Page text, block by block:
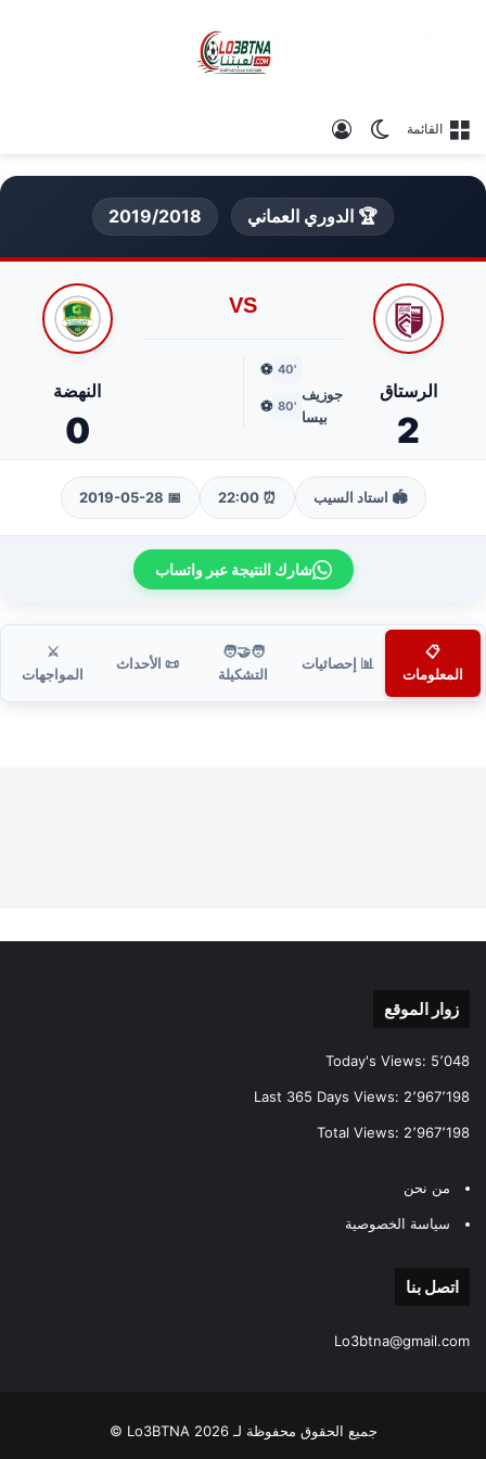
القائمة الوضع المظلم
🏆 الدوري العماني 2019/2018
الرستاق
2
VS
'40
⚽
جوزيف
بيسا
'80
⚽
النهضة
0
🏟️ استاد السيب ⏰ 22:00
📅 2019-05-28
شارك النتيجة عبر واتساب
📋
المعلومات
📊 إحصائيات
🧑‍🤝‍🧑
التشكيلة
📜 الأحداث
⚔️
المواجهات
زوار الموقع
Today's Views: 5٬048
Last 365 Days Views: 2٬967٬198
Total Views: 2٬967٬198
من نحن
سياسة الخصوصية
اتصل بنا
Lo3btna@gmail.com
جميع الحقوق محفوظة لـ Lo3BTNA 2026 ©